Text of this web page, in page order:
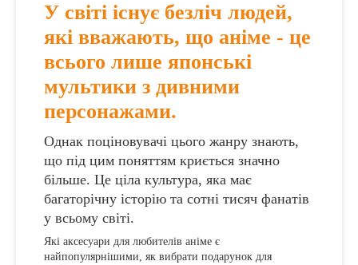
У світі існує безліч людей,
які вважають, що аніме - це
всього лише японські
мультики з дивними
персонажами.
Однак поціновувачі цього жанру знають,
що під цим поняттям криється значно
більше. Це ціла культура, яка має
багаторічну історію та сотні тисяч фанатів
у всьому світі.
Які аксесуари для любителів аніме є
найпопулярнішими, як вибрати подарунок для